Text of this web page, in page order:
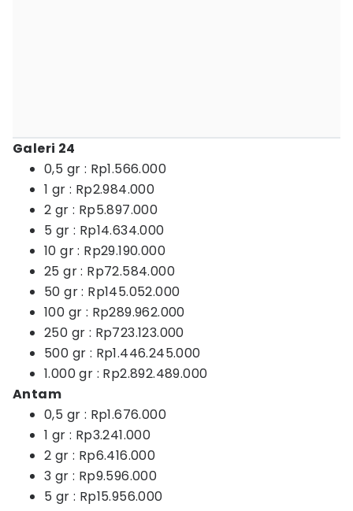
Galeri 24
0,5 gr : Rp1.566.000
1 gr : Rp2.984.000
2 gr : Rp5.897.000
5 gr : Rp14.634.000
10 gr : Rp29.190.000
25 gr : Rp72.584.000
50 gr : Rp145.052.000
100 gr : Rp289.962.000
250 gr : Rp723.123.000
500 gr : Rp1.446.245.000
1.000 gr : Rp2.892.489.000
Antam
0,5 gr : Rp1.676.000
1 gr : Rp3.241.000
2 gr : Rp6.416.000
3 gr : Rp9.596.000
5 gr : Rp15.956.000